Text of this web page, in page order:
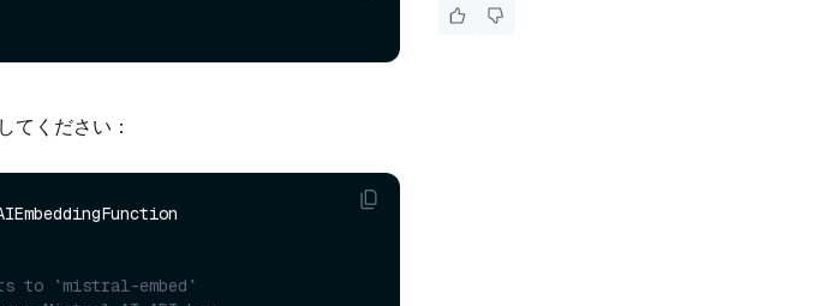
ください：
to `mistral-embed`